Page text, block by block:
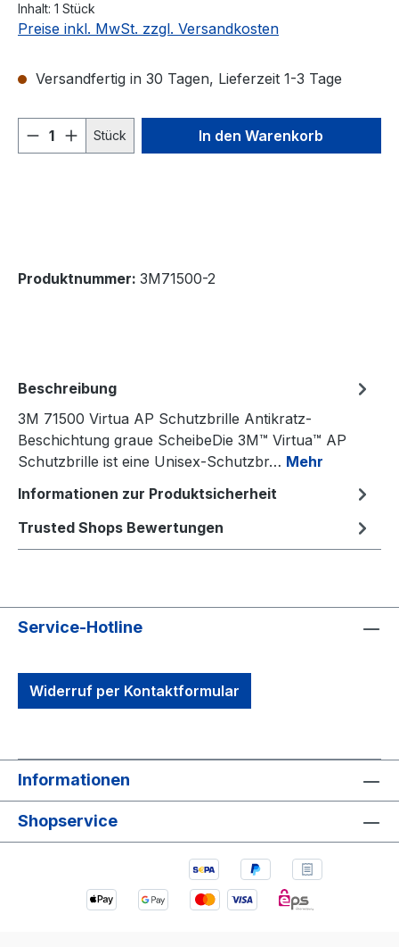
Inhalt: 1 Stück
Preise inkl. MwSt. zzgl. Versandkosten
Versandfertig in 30 Tagen, Lieferzeit 1-3 Tage
Produkt Anzahl: Gib den
Stück In den Warenkorb
Produktnummer: 3M71500-2
Beschreibung
3M 71500 Virtua AP Schutzbrille Antikratz-
Beschichtung graue ScheibeDie 3M™ Virtua™ AP
Schutzbrille ist eine Unisex-Schutzbr… Mehr
Informationen zur Produktsicherheit
Trusted Shops Bewertungen
Service-Hotline
Widerruf per Kontaktformular
Informationen
Shopservice